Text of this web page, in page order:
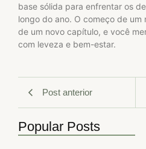
base sólida para enfrentar os
longo do ano. O começo de um
de um novo capítulo, e você
com leveza e bem-estar.
Post anterior
Popular Posts